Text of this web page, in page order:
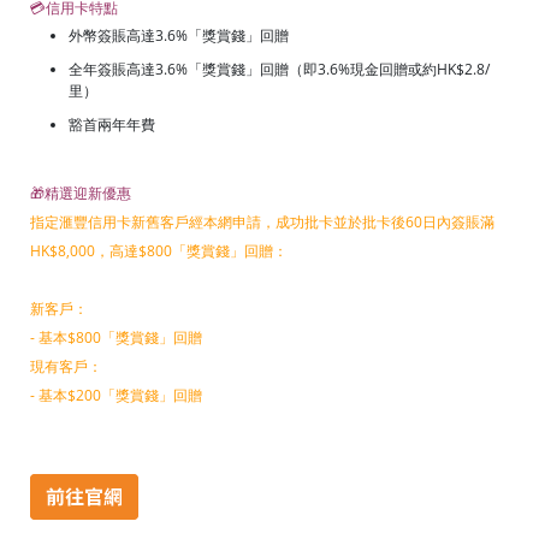
💳信用卡特點
外幣簽賬高達3.6%「獎賞錢」回贈
全年簽賬高達3.6%「獎賞錢」回贈（即3.6%現金回贈或約HK$2.8/
里）
豁首兩年年費
🎁精選迎新優惠
指定滙豐信用卡新舊客戶經本網申請，成功批卡並於批卡後60日內簽賬滿
HK$8,000，高達$800「獎賞錢」回贈：
新客戶：
- 基本$800「獎賞錢」回贈
現有客戶：
- 基本$200「獎賞錢」回贈